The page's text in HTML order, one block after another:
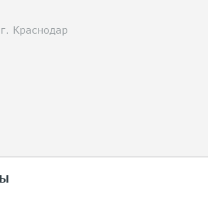
Краснодар